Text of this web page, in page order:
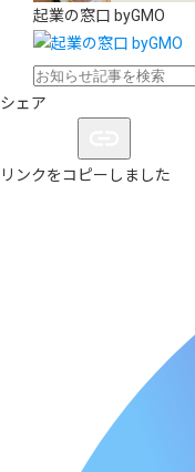
起業の窓口 byGMO
シェア
リンクをコピーしました